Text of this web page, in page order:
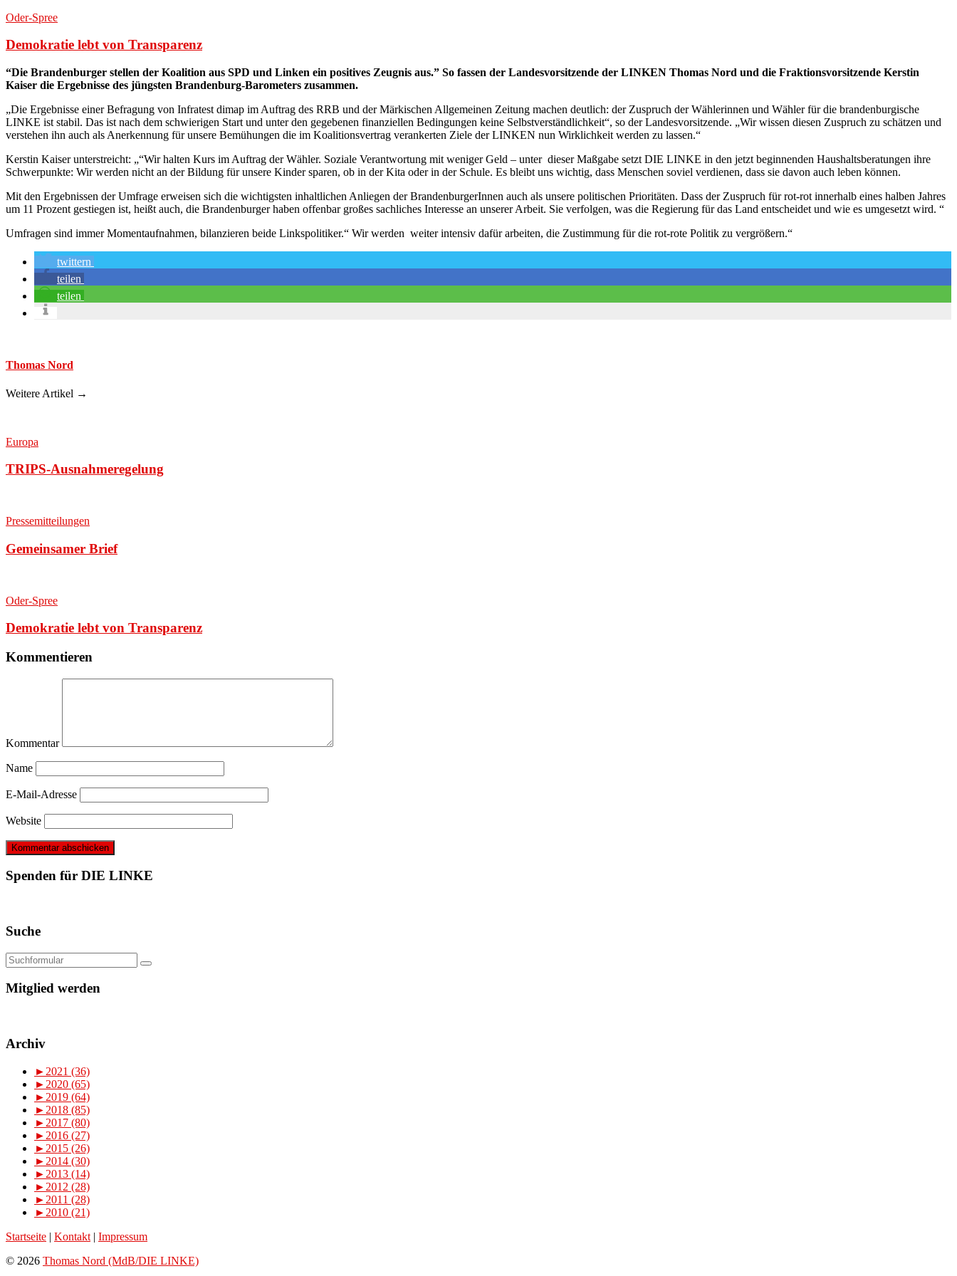
Oder-Spree
Demokratie lebt von Transparenz
“Die Brandenburger stellen der Koalition aus SPD und Linken ein positives Zeugnis aus.” So fassen der Landesvorsitzende der LINKEN Thomas Nord und die Fraktionsvorsitzende Kerstin
Kaiser die Ergebnisse des jüngsten Brandenburg-Barometers zusammen.
„Die Ergebnisse einer Befragung von Infratest dimap im Auftrag des RRB und der Märkischen Allgemeinen Zeitung machen deutlich: der Zuspruch der Wählerinnen und Wähler für die brandenburgische
LINKE ist stabil. Das ist nach dem schwierigen Start und unter den gegebenen finanziellen Bedingungen keine Selbstverständlichkeit“, so der Landesvorsitzende. „Wir wissen diesen Zuspruch zu schätzen und
verstehen ihn auch als Anerkennung für unsere Bemühungen die im Koalitionsvertrag verankerten Ziele der LINKEN nun Wirklichkeit werden zu lassen.“
Kerstin Kaiser unterstreicht: „“Wir halten Kurs im Auftrag der Wähler. Soziale Verantwortung mit weniger Geld – unter dieser Maßgabe setzt DIE LINKE in den jetzt beginnenden Haushaltsberatungen ihre
Schwerpunkte: Wir werden nicht an der Bildung für unsere Kinder sparen, ob in der Kita oder in der Schule. Es bleibt uns wichtig, dass Menschen soviel verdienen, dass sie davon auch leben können.
Mit den Ergebnissen der Umfrage erweisen sich die wichtigsten inhaltlichen Anliegen der BrandenburgerInnen auch als unsere politischen Prioritäten. Dass der Zuspruch für rot-rot innerhalb eines halben Jahres
um 11 Prozent gestiegen ist, heißt auch, die Brandenburger haben offenbar großes sachliches Interesse an unserer Arbeit. Sie verfolgen, was die Regierung für das Land entscheidet und wie es umgesetzt wird. “
Umfragen sind immer Momentaufnahmen, bilanzieren beide Linkspolitiker.“ Wir werden weiter intensiv dafür arbeiten, die Zustimmung für die rot-rote Politik zu vergrößern.“
twittern
teilen
teilen
Thomas Nord
Weitere Artikel →
Europa
TRIPS-Ausnahmeregelung
Pressemitteilungen
Gemeinsamer Brief
Oder-Spree
Demokratie lebt von Transparenz
Kommentieren
Kommentar
Name
E-Mail-Adresse
Website
Spenden für DIE LINKE
Suche
Mitglied werden
Archiv
► 2021 (36)
► 2020 (65)
► 2019 (64)
► 2018 (85)
► 2017 (80)
► 2016 (27)
► 2015 (26)
► 2014 (30)
► 2013 (14)
► 2012 (28)
► 2011 (28)
► 2010 (21)
Startseite | Kontakt | Impressum
© 2026 Thomas Nord (MdB/DIE LINKE)